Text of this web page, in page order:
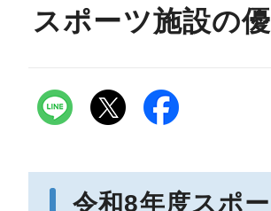
スポーツ施設の
令和8年度スポ